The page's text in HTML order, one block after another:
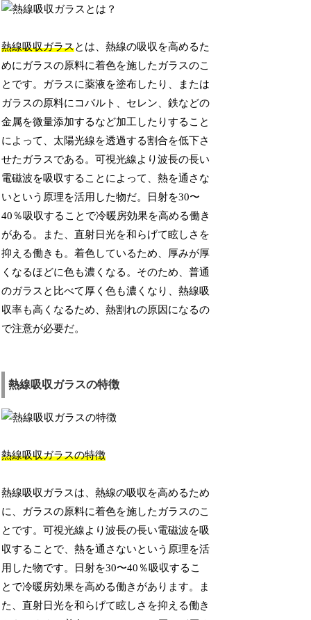
熱線吸収ガラスとは、熱線の吸収を高めるた
めにガラスの原料に着色を施したガラスのこ
とです。ガラスに薬液を塗布したり、または
ガラスの原料にコバルト、セレン、鉄などの
金属を微量添加するなど加工したりすること
によって、太陽光線を透過する割合を低下さ
せたガラスである。可視光線より波長の長い
電磁波を吸収することによって、熱を通さな
いという原理を活用した物だ。日射を30〜
40％吸収することで冷暖房効果を高める働き
がある。また、直射日光を和らげて眩しさを
抑える働きも。着色しているため、厚みが厚
くなるほどに色も濃くなる。そのため、普通
のガラスと比べて厚く色も濃くなり、熱線吸
収率も高くなるため、熱割れの原因になるの
で注意が必要だ。
熱線吸収ガラスの特徴
熱線吸収ガラスの特徴
熱線吸収ガラスは、熱線の吸収を高めるため
に、ガラスの原料に着色を施したガラスのこ
とです。可視光線より波長の長い電磁波を吸
収することで、熱を通さないという原理を活
用した物です。日射を30〜40％吸収するこ
とで冷暖房効果を高める働きがあります。ま
た、直射日光を和らげて眩しさを抑える働き